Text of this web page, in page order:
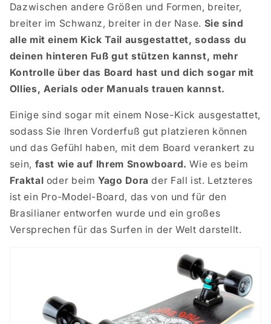
Dazwischen andere Größen und Formen, breiter,
breiter im Schwanz, breiter in der Nase. Sie sind
alle mit einem Kick Tail ausgestattet, sodass du
deinen hinteren Fuß gut stützen kannst, mehr
Kontrolle über das Board hast und dich sogar mit
Ollies, Aerials oder Manuals trauen kannst.
Einige sind sogar mit einem Nose-Kick ausgestattet,
sodass Sie Ihren Vorderfuß gut platzieren können
und das Gefühl haben, mit dem Board verankert zu
sein, fast wie auf Ihrem Snowboard. Wie es beim
Fraktal oder beimYago Dora der Fall ist. Letzteres
ist ein Pro-Model-Board, das von und für den
Brasilianer entworfen wurde und ein großes
Versprechen für das Surfen in der Welt darstellt.